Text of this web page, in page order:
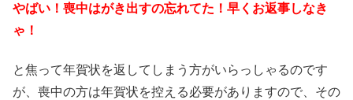
やばい！喪中はがき出すの忘れてた！早くお返事しなき
ゃ！
と焦って年賀状を返してしまう方がいらっしゃるのです
が、喪中の方は年賀状を控える必要がありますので、その